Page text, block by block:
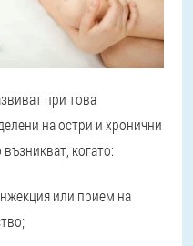
при това
на остри и хронични
когато:
или прием на